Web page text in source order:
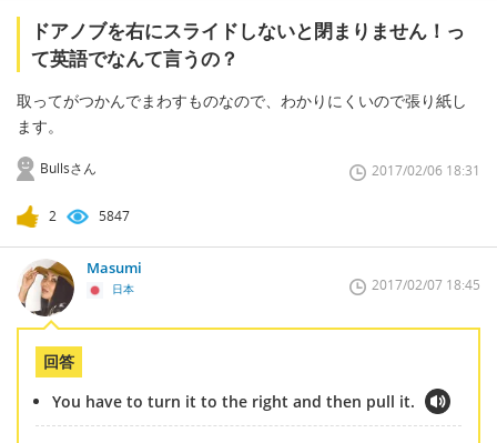
ドアノブを右にスライドしないと閉まりません！っ
て英語でなんて言うの？
取ってがつかんでまわすものなので、わかりにくいので張り紙し
ます。
Bullsさん 2017/02/06 18:31
2 5847
Masumi
日本 2017/02/07 18:45
回答
You have to turn it to the right and then pull it.